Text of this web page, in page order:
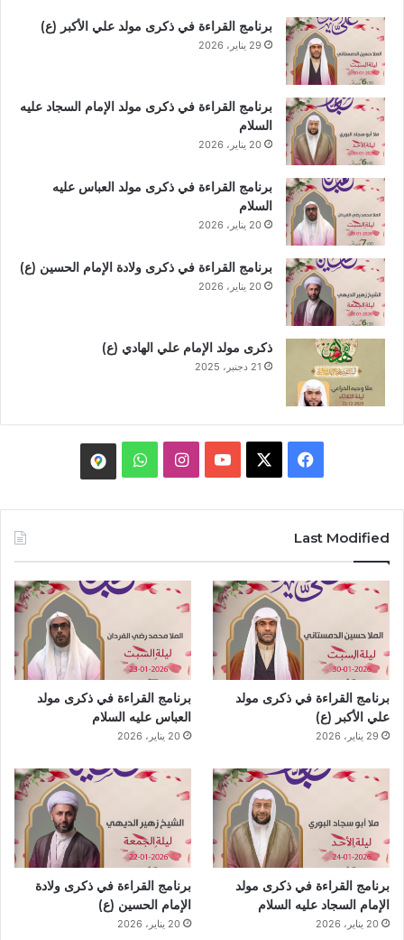
برنامج القراءة في ذكرى مولد علي الأكبر (ع)
29 يناير، 2026
برنامج القراءة في ذكرى مولد الإمام السجاد عليه
السلام
20 يناير، 2026
برنامج القراءة في ذكرى مولد العباس عليه
السلام
20 يناير، 2026
برنامج القراءة في ذكرى ولادة الإمام الحسين (ع)
20 يناير، 2026
ذكرى مولد الإمام علي الهادي (ع)
21 دجنبر، 2025
c
e
b
o
o
T
u
e
t
g
r
a
m
t
A
p
p
ع
ا
ل
م
م
Last Modified
برنامج القراءة في ذكرى مولد
علي الأكبر (ع)
29 يناير، 2026
برنامج القراءة في ذكرى مولد
العباس عليه السلام
20 يناير، 2026
برنامج القراءة في ذكرى مولد
الإمام السجاد عليه السلام
20 يناير، 2026
برنامج القراءة في ذكرى ولادة
الإمام الحسين (ع)
20 يناير، 2026